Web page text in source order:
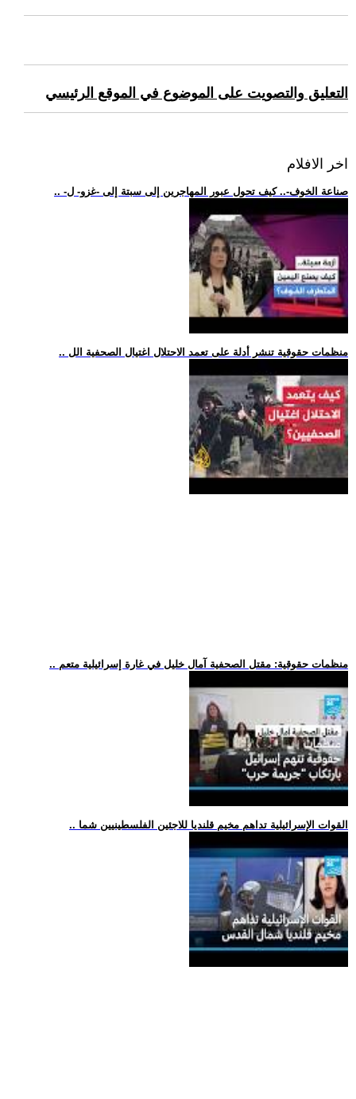
التعليق والتصويت على الموضوع في الموقع الرئيسي
اخر الافلام
.. -صناعة الخوف-.. كيف تحول عبور المهاجرين إلى سبتة إلى -غزو- ل
.. منظمات حقوقية تنشر أدلة على تعمد الاحتلال اغتيال الصحفية الل
.. منظمات حقوقية: مقتل الصحفية آمال خليل في غارة إسرائيلية متعم
.. القوات الإسرائيلية تداهم مخيم قلنديا للاجئين الفلسطينيين شما